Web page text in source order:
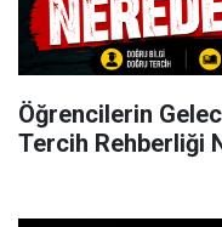
Öğrencilerin
Tercih Rehberliği